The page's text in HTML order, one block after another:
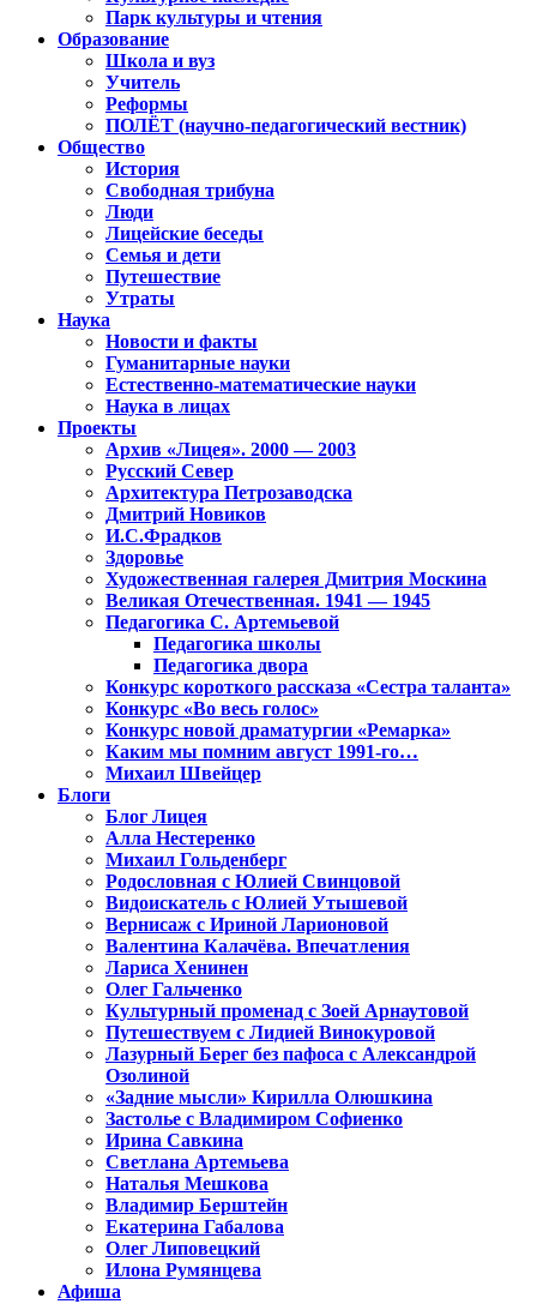
Парк культуры и чтения
Образование
Школа и вуз
Учитель
Реформы
ПОЛЁТ (научно-педагогический вестник)
Общество
История
Свободная трибуна
Люди
Лицейские беседы
Семья и дети
Путешествие
Утраты
Наука
Новости и факты
Гуманитарные науки
Естественно-математические науки
Наука в лицах
Проекты
Архив «Лицея». 2000 — 2003
Русский Север
Архитектура Петрозаводска
Дмитрий Новиков
И.С.Фрадков
Здоровье
Художественная галерея Дмитрия Москина
Великая Отечественная. 1941 — 1945
Педагогика С. Артемьевой
Педагогика школы
Педагогика двора
Конкурс короткого рассказа «Сестра таланта»
Конкурс «Во весь голос»
Конкурс новой драматургии «Ремарка»
Каким мы помним август 1991-го…
Михаил Швейцер
Блоги
Блог Лицея
Алла Нестеренко
Михаил Гольденберг
Родословная с Юлией Свинцовой
Видоискатель с Юлией Утышевой
Вернисаж с Ириной Ларионовой
Валентина Калачёва. Впечатления
Лариса Хенинен
Олег Гальченко
Культурный променад с Зоей Арнаутовой
Путешествуем с Лидией Винокуровой
Лазурный Берег без пафоса с Александрой
Озолиной
«Задние мысли» Кирилла Олюшкина
Застолье с Владимиром Софиенко
Ирина Савкина
Светлана Артемьева
Наталья Мешкова
Владимир Берштейн
Екатерина Габалова
Олег Липовецкий
Илона Румянцева
Афиша